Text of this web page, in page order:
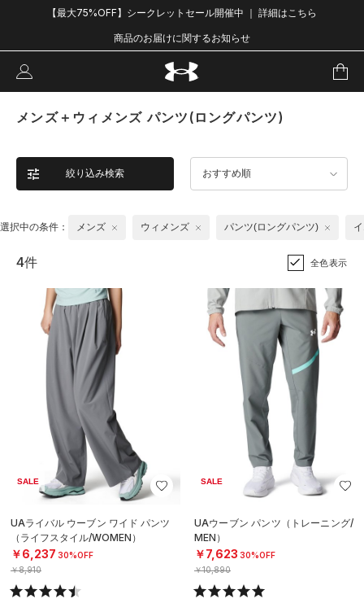
【最大75%OFF】シークレットセール開催中 ｜ 詳細はこちら
商品のお届けに関するお知らせ
メンズ＋ウィメンズ パンツ(ロングパンツ)
絞り込み検索 おすすめ順
選択中の条件： メンズ ウィメンズ パンツ(ロングパンツ)
4件 全色表示
SALE
UAライバル ウーブン ワイド パンツ
（ライフスタイル/WOMEN）
￥6,237 30%OFF
￥8,910
SALE
UAウーブン パンツ（トレーニング/
MEN）
￥7,623 30%OFF
￥10,890